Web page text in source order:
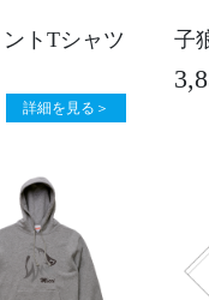
トTシャツ
詳細を見る＞
子